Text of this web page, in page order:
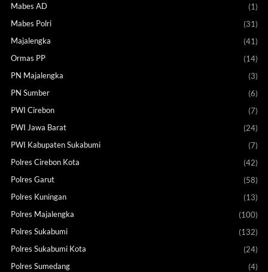
Mabes AD
(1)
Mabes Polri
(31)
Majalengka
(41)
Ormas PP
(14)
PN Majalengka
(3)
PN Sumber
(6)
PWI Cirebon
(7)
PWI Jawa Barat
(24)
PWI Kabupaten Sukabumi
(7)
Polres Cirebon Kota
(42)
Polres Garut
(58)
Polres Kuningan
(13)
Polres Majalengka
(100)
Polres Sukabumi
(132)
Polres Sukabumi Kota
(24)
Polres Sumedang
(4)